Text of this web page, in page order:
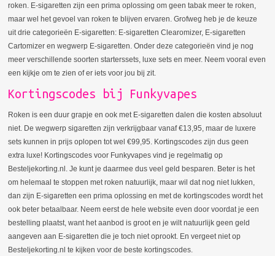
roken. E-sigaretten zijn een prima oplossing om geen tabak meer te roken,
maar wel het gevoel van roken te blijven ervaren. Grofweg heb je de keuze
uit drie categorieën E-sigaretten: E-sigaretten Clearomizer, E-sigaretten
Cartomizer en wegwerp E-sigaretten. Onder deze categorieën vind je nog
meer verschillende soorten starterssets, luxe sets en meer. Neem vooral even
een kijkje om te zien of er iets voor jou bij zit.
Kortingscodes bij Funkyvapes
Roken is een duur grapje en ook met E-sigaretten dalen die kosten absoluut
niet. De wegwerp sigaretten zijn verkrijgbaar vanaf €13,95, maar de luxere
sets kunnen in prijs oplopen tot wel €99,95. Kortingscodes zijn dus geen
extra luxe! Kortingscodes voor Funkyvapes vind je regelmatig op
Besteljekorting.nl. Je kunt je daarmee dus veel geld besparen. Beter is het
om helemaal te stoppen met roken natuurlijk, maar wil dat nog niet lukken,
dan zijn E-sigaretten een prima oplossing en met de kortingscodes wordt het
ook beter betaalbaar. Neem eerst de hele website even door voordat je een
bestelling plaatst, want het aanbod is groot en je wilt natuurlijk geen geld
aangeven aan E-sigaretten die je toch niet oprookt. En vergeet niet op
Besteljekorting.nl te kijken voor de beste kortingscodes.